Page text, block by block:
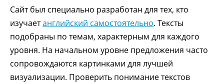
Сайт был специально разработан для тех, кто
изучаетанглийский самостоятельно. Тексты
подобраны по темам, характерным для каждого
уровня. На начальном уровне предложения часто
сопровождаются картинками для лучшей
визуализации. Проверить понимание текстов